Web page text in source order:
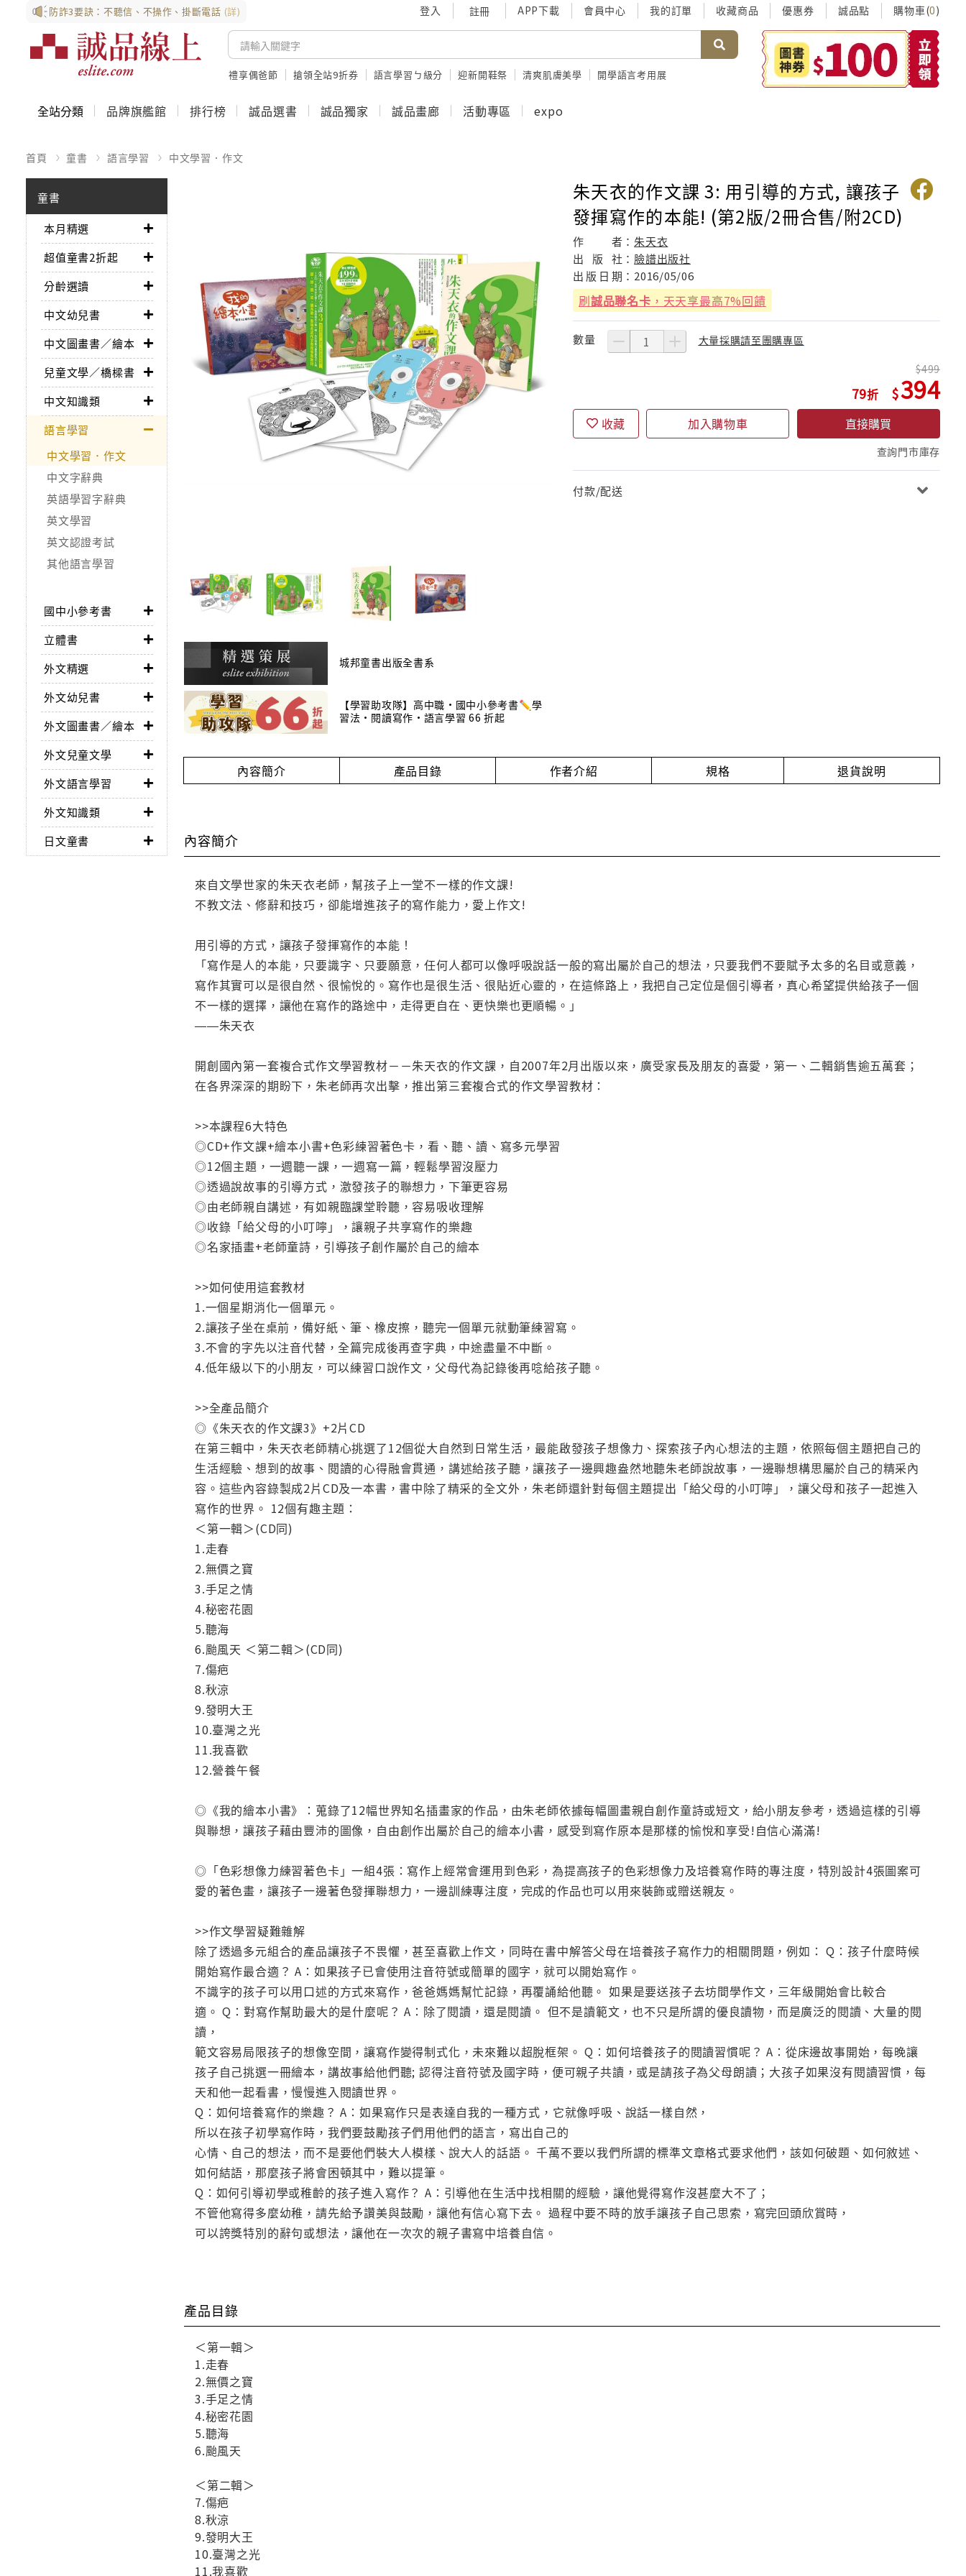
防詐3要訣：不聽信、不操作、掛斷電話 (詳) 登入 註冊 APP下載 會員中心 我的訂單 收藏商品 優惠券 誠品點 購物車(0)
禮享偶爸節 搶領全站9折券 語言學習ㄅ級分 迎新開鞋祭 清爽肌膚美學 開學語言考用展
全站分類 品牌旗艦館 排行榜 誠品選書 誠品獨家 誠品畫廊 活動專區 expo
首頁 童書 語言學習 中文學習．作文
童書
本月精選
超值童書2折起
分齡選讀
中文幼兒書
中文圖畫書／繪本
兒童文學／橋樑書
中文知識類
語言學習
中文學習．作文
中文字辭典
英語學習字辭典
英文學習
英文認證考試
其他語言學習
國中小參考書
立體書
外文精選
外文幼兒書
外文圖畫書／繪本
外文兒童文學
外文語言學習
外文知識類
日文童書
城邦童書出版全書系
【學習助攻隊】高中職•國中小參考書✏️學
習法•閱讀寫作•語言學習 66 折起
朱天衣的作文課 3: 用引導的方式, 讓孩子
發揮寫作的本能! (第2版/2冊合售/附2CD)
作 者： 朱天衣
出
版 社： 臉譜出版社
出 版 日 期： 2016/05/06
刷誠品聯名卡 ，天天享最高7%回饋
數量 大量採購請至團購專區
79
499
394
收藏 加入購物車 直接購買
查詢門市庫存
付款/配送
內容簡介 產品目錄 作者介紹 規格 退貨說明
內容簡介
來自文學世家的朱天衣老師，幫孩子上一堂不一樣的作文課!
不教文法、修辭和技巧，卻能增進孩子的寫作能力，愛上作文!
用引導的方式，讓孩子發揮寫作的本能！
「寫作是人的本能，只要識字、只要願意，任何人都可以像呼吸說話一般的寫出屬於自己的想法，只要我們不要賦予太多的名目或意義，
寫作其實可以是很自然、很愉悅的。寫作也是很生活、很貼近心靈的，在這條路上，我把自己定位是個引導者，真心希望提供給孩子一個
不一樣的選擇，讓他在寫作的路途中，走得更自在、更快樂也更順暢。」
――朱天衣
開創國內第一套複合式作文學習教材－－朱天衣的作文課，自2007年2月出版以來，廣受家長及朋友的喜愛，第一、二輯銷售逾五萬套；
在各界深深的期盼下，朱老師再次出擊，推出第三套複合式的作文學習教材：
>>本課程6大特色
◎CD+作文課+繪本小書+色彩練習著色卡，看、聽、讀、寫多元學習
◎12個主題，一週聽一課，一週寫一篇，輕鬆學習沒壓力
◎透過說故事的引導方式，激發孩子的聯想力，下筆更容易
◎由老師親自講述，有如親臨課堂聆聽，容易吸收理解
◎收錄「給父母的小叮嚀」，讓親子共享寫作的樂趣
◎名家插畫+老師童詩，引導孩子創作屬於自己的繪本
>>如何使用這套教材
1.一個星期消化一個單元。
2.讓孩子坐在桌前，備好紙、筆、橡皮擦，聽完一個單元就動筆練習寫。
3.不會的字先以注音代替，全篇完成後再查字典，中途盡量不中斷。
4.低年級以下的小朋友，可以練習口說作文，父母代為記錄後再唸給孩子聽。
>>全產品簡介
◎《朱天衣的作文課3》+2片CD
在第三輯中，朱天衣老師精心挑選了12個從大自然到日常生活，最能啟發孩子想像力、探索孩子內心想法的主題，依照每個主題把自己的
生活經驗、想到的故事、閱讀的心得融會貫通，講述給孩子聽，讓孩子一邊興趣盎然地聽朱老師說故事，一邊聯想構思屬於自己的精采內
容。這些內容錄製成2片CD及一本書，書中除了精采的全文外，朱老師還針對每個主題提出「給父母的小叮嚀」，讓父母和孩子一起進入
寫作的世界。 12個有趣主題：
＜第一輯＞(CD同)
1.走春
2.無價之寶
3.手足之情
4.秘密花園
5.聽海
6.颱風天 ＜第二輯＞(CD同)
7.傷疤
8.秋涼
9.發明大王
10.臺灣之光
11.我喜歡
12.營養午餐
◎《我的繪本小書》：蒐錄了12幅世界知名插畫家的作品，由朱老師依據每幅圖畫親自創作童詩或短文，給小朋友參考，透過這樣的引導
與聯想，讓孩子藉由豐沛的圖像，自由創作出屬於自己的繪本小書，感受到寫作原本是那樣的愉悅和享受!自信心滿滿!
◎「色彩想像力練習著色卡」一組4張：寫作上經常會運用到色彩，為提高孩子的色彩想像力及培養寫作時的專注度，特別設計4張圖案可
愛的著色畫，讓孩子一邊著色發揮聯想力，一邊訓練專注度，完成的作品也可以用來裝飾或贈送親友。
>>作文學習疑難雜解
除了透過多元組合的產品讓孩子不畏懼，甚至喜歡上作文，同時在書中解答父母在培養孩子寫作力的相關問題，例如： Q：孩子什麼時候
開始寫作最合適？ A：如果孩子已會使用注音符號或簡單的國字，就可以開始寫作。
不識字的孩子可以用口述的方式來寫作，爸爸媽媽幫忙記錄，再覆誦給他聽。 如果是要送孩子去坊間學作文，三年級開始會比較合
適。 Q：對寫作幫助最大的是什麼呢？ A：除了閱讀，還是閱讀。 但不是讀範文，也不只是所謂的優良讀物，而是廣泛的閱讀、大量的閱
讀，
範文容易局限孩子的想像空間，讓寫作變得制式化，未來難以超脫框架。 Q：如何培養孩子的閱讀習慣呢？ A：從床邊故事開始，每晚讓
孩子自己挑選一冊繪本，講故事給他們聽; 認得注音符號及國字時，便可親子共讀，或是請孩子為父母朗讀；大孩子如果沒有閱讀習慣，每
天和他一起看書，慢慢進入閱讀世界。
Q：如何培養寫作的樂趣？ A：如果寫作只是表達自我的一種方式，它就像呼吸、說話一樣自然，
所以在孩子初學寫作時，我們要鼓勵孩子們用他們的語言，寫出自己的
心情、自己的想法，而不是要他們裝大人模樣、說大人的話語。 千萬不要以我們所謂的標準文章格式要求他們，該如何破題、如何敘述、
如何結語，那麼孩子將會困頓其中，難以提筆。
Q：如何引導初學或稚齡的孩子進入寫作？ A：引導他在生活中找相關的經驗，讓他覺得寫作沒甚麼大不了；
不管他寫得多麼幼稚，請先給予讚美與鼓勵，讓他有信心寫下去。 過程中要不時的放手讓孩子自己思索，寫完回頭欣賞時，
可以誇獎特別的辭句或想法，讓他在一次次的親子書寫中培養自信。
產品目錄
＜第一輯＞
1.走春
2.無價之寶
3.手足之情
4.秘密花園
5.聽海
6.颱風天
＜第二輯＞
7.傷疤
8.秋涼
9.發明大王
10.臺灣之光
11.我喜歡